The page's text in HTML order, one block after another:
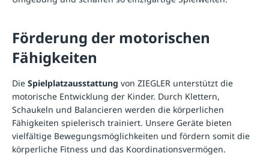
Förderung der motorischen
Fähigkeiten
Die Spielplatzausstattung von ZIEGLER unterstützt die
motorische Entwicklung der Kinder. Durch Klettern,
Schaukeln und Balancieren werden die körperlichen
Fähigkeiten spielerisch trainiert. Unsere Geräte bieten
vielfältige Bewegungsmöglichkeiten und fördern somit die
körperliche Fitness und das Koordinationsvermögen.